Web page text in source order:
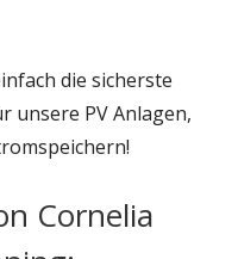
die sicherste
unsere PV Anlagen,
Cornelia